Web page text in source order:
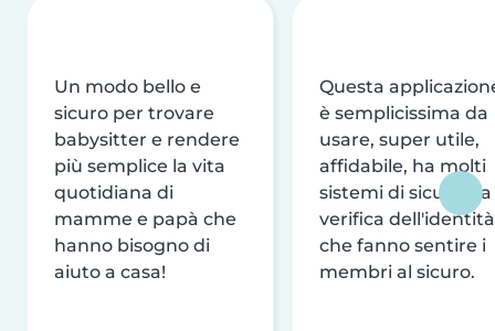
Un modo bello e
sicuro per trovare
babysitter e rendere
più semplice la vita
quotidiana di
mamme e papà che
hanno bisogno di
aiuto a casa!
Questa
è semplicissima da
usare, super utile,
affidabile, ha molti
sistemi di sicurezza
verifica dell'identità
che fanno sentire i
membri al sicuro.